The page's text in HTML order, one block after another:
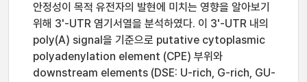
안정성이 목적 유전자의 발현에 미치는 영향을 알아보기
위해 3'-UTR 염기서열을 분석하였다. 이 3'-UTR 내의
poly(A) signal을 기준으로 putative cytoplasmic
polyadenylation element (CPE) 부위와
downstream elements (DSE: U-rich, G-rich, GU-